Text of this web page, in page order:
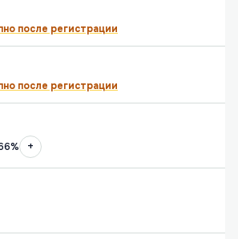
после регистрации
после регистрации
+